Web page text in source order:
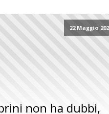
22 Maggio
non ha dubbi,